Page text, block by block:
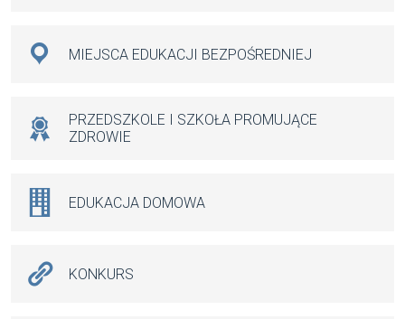
MIEJSCA EDUKACJI BEZPOŚREDNIEJ
PRZEDSZKOLE I SZKOŁA PROMUJĄCE
ZDROWIE
EDUKACJA DOMOWA
KONKURS